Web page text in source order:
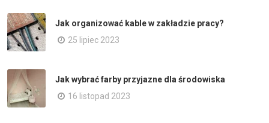
Jak organizować kable w zakładzie pracy?
25 lipiec 2023
Jak wybrać farby przyjazne dla środowiska
16 listopad 2023